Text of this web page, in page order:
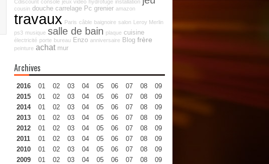
Cdiscount console jeux vidéo hydrofuge installation
cousin douche carrelage Pc grenier amazon
travaux Paris câble baignoire salon Leroy Merlin
ps3 musique salle de bain plaque cuisine
électricité porte bureau Enzo anniversaire Blog frère
peinture achat mur
Archives
2016 01 02 03 04 05 06 07 08 09
2015
01 02 03 04 05 06 07 08 09
2014
01 02 03 04 05 06 07 08 09
2013
01 02 03 04 05 06 07 08 09
2012
01 02 03 04 05 06 07 08 09
2011
01 02 03 04 05 06 07 08 09
2010
01 02 03 04 05 06 07 08 09
2009
01 02 03 04 05 06 07 08 09